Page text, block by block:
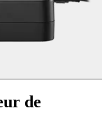
de